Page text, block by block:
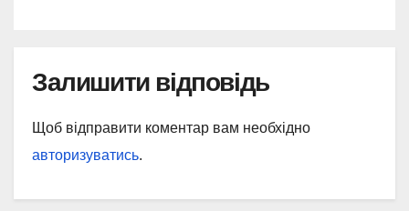
Залишити відповідь
Щоб відправити коментар вам необхідно
авторизуватись.